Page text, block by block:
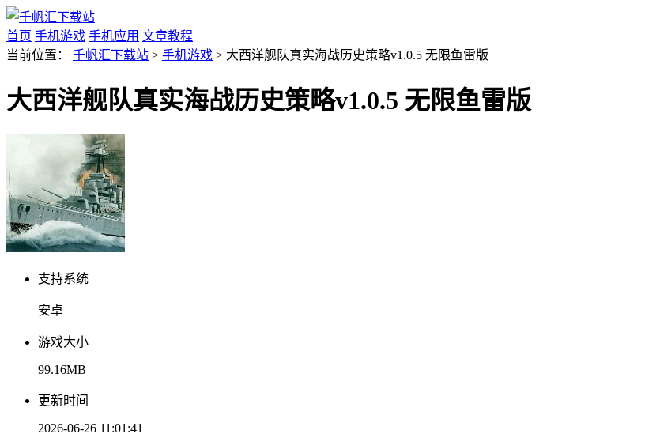
首页 手机游戏 手机应用 文章教程
当前位置： 千帆汇下载站 > 手机游戏 > 大西洋舰队真实海战历史策略v1.0.5 无限鱼雷版
大西洋舰队真实海战历史策略v1.0.5 无限鱼雷版
支持系统
安卓
游戏大小
99.16MB
更新时间
2026-06-26 11:01:41